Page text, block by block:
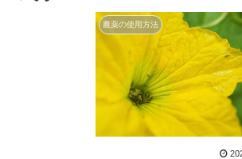
農薬の使用方法